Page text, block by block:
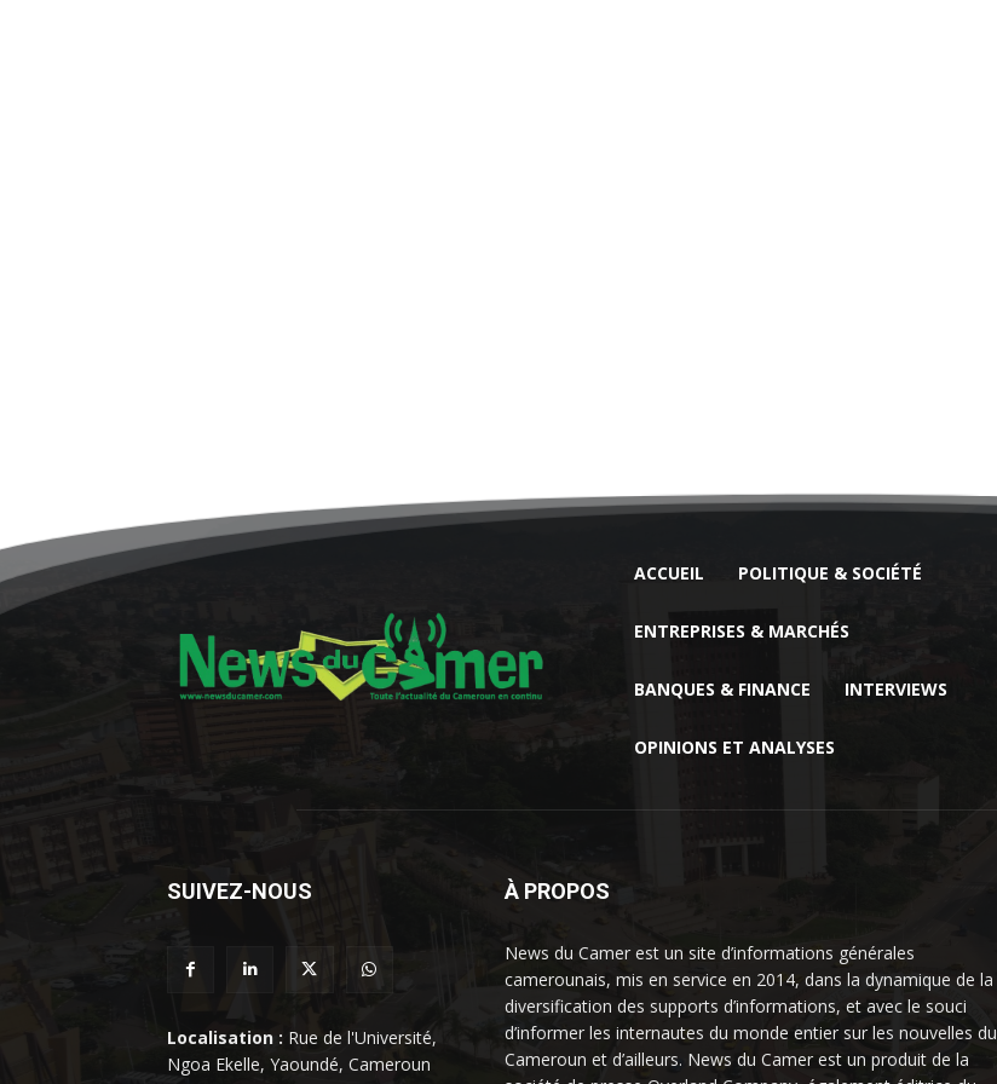
ACCUEIL POLITIQUE & SOCIÉTÉ
ENTREPRISES & MARCHÉS
BANQUES & FINANCE INTERVIEWS
OPINIONS ET ANALYSES
SUIVEZ-NOUS
Localisation : Rue de l'Université,
Ngoa Ekelle, Yaoundé, Cameroun
À PROPOS
News du Camer est un site d’informations générales
camerounais, mis en service en 2014, dans la dynamique de la
diversification des supports d’informations, et avec le souci
d’informer les internautes du monde entier sur les nouvelles du
Cameroun et d’ailleurs. News du Camer est un produit de la